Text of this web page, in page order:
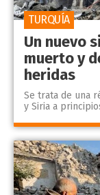
Un nuevo
muerto y
heridas
Se trata de una
y Siria a
TURQUÍA